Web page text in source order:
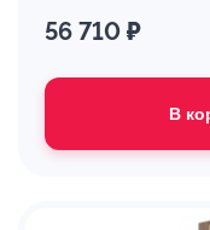
56 710 ₽
В